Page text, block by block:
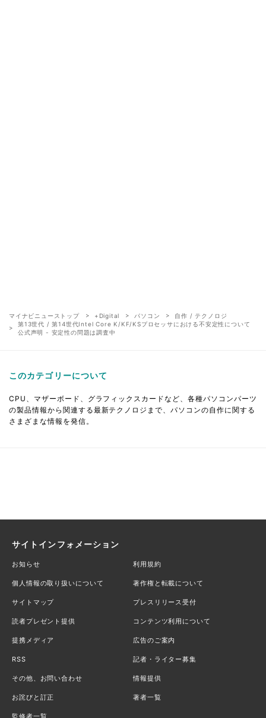
マイナビニューストップ +Digital パソコン
自作 / テクノロジ
第13世代 / 第14世代Intel Core K/KF/KSプロセッサにおける不安定性について
公式声明 - 安定性の問題は調査中
このカテゴリーについて
CPU、マザーボード、グラフィックスカードなど、各種パソコンパーツ
の製品情報から関連する最新テクノロジまで、パソコンの自作に関する
さまざまな情報を発信。
サイトインフォメーション
お知らせ 利用規約
個人情報の取り扱いについて 著作権と転載について
サイトマップ プレスリリース受付
読者プレゼント提供 コンテンツ利用について
提携メディア 広告のご案内
RSS 記者・ライター募集
その他、お問い合わせ 情報提供
お詫びと訂正 著者一覧
監修者一覧